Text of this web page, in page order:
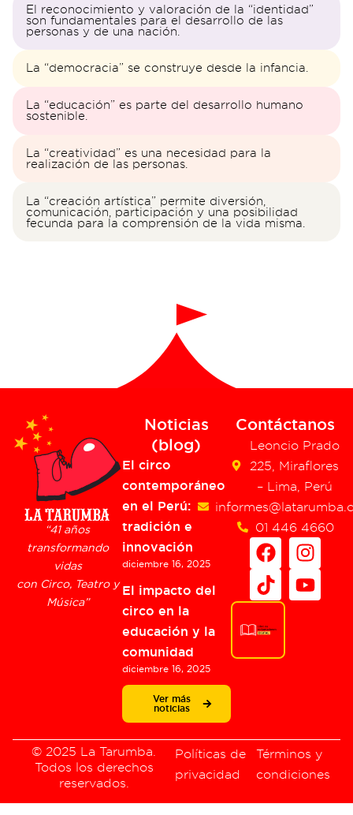
El reconocimiento y valoración de la “identidad”
son fundamentales para el desarrollo de las
personas y de una nación.
La “democracia” se construye desde la infancia.
La “educación” es parte del desarrollo humano
sostenible.
La “creatividad” es una necesidad para la
realización de las personas.
La “creación artística” permite diversión,
comunicación, participación y una posibilidad
fecunda para la comprensión de la vida misma.
“41 años
transformando
vidas
con Circo, Teatro y
Música”
Noticias
(blog)
El circo
contemporáneo
en el Perú:
tradición e
innovación
diciembre 16, 2025
El impacto del
circo en la
educación y la
comunidad
diciembre 16, 2025
Ver más
noticias
Contáctanos
Leoncio Prado
225, Miraflores
– Lima, Perú
01 446 4660
F
a
c
e
b
o
I
n
s
t
T
i
k
t
o
Y
o
u
t
© 2025 La Tarumba.
Todos los derechos
reservados.
Políticas de
privacidad
Términos y
condiciones